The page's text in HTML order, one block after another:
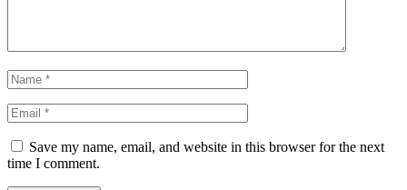
Save my name, email, and website in this browser for the next
time I comment.